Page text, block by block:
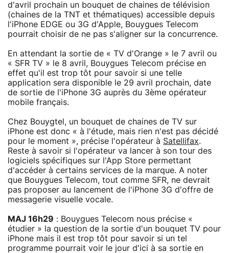
d'avril prochain un bouquet de chaines de télévision
(chaines de la TNT et thématiques) accessible depuis
l'iPhone EDGE ou 3G d'Apple, Bouygues Telecom
pourrait choisir de ne pas s'aligner sur la concurrence.
En attendant la sortie de « TV d'Orange » le 7 avril ou
« SFR TV » le 8 avril, Bouygues Telecom précise en
effet qu'il est trop tôt pour savoir si une telle
application sera disponible le 29 avril prochain, date
de sortie de l'iPhone 3G auprès du 3ème opérateur
mobile français.
Chez Bouygtel, un bouquet de chaines de TV sur
iPhone est donc « à l'étude, mais rien n'est pas décidé
pour le moment », précise l'opérateur à Satellifax.
Reste à savoir si l'opérateur va lancer à son tour des
logiciels spécifiques sur l'App Store permettant
d'accéder à certains services de la marque. A noter
que Bouygues Telecom, tout comme SFR, ne devrait
pas proposer au lancement de l'iPhone 3G d'offre de
messagerie visuelle vocale.
MAJ 16h29 : Bouygues Telecom nous précise «
étudier » la question de la sortie d'un bouquet TV pour
iPhone mais il est trop tôt pour savoir si un tel
programme pourrait voir le jour d'ici à sa sortie en